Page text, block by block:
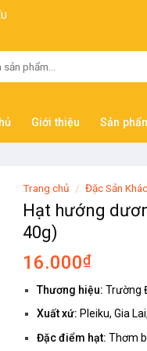
Giới thiệu Sản
Trang chủ / Đặc Sản Khác
Hạt hướng
40g)
16.000₫
Thương hiệu: Trường
Xuất xứ: Pleiku, Gia
Đặc điểm hạt: Thơm